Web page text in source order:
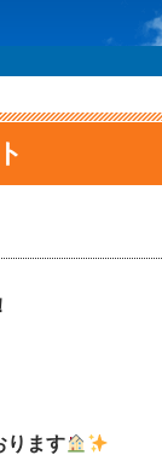
ります